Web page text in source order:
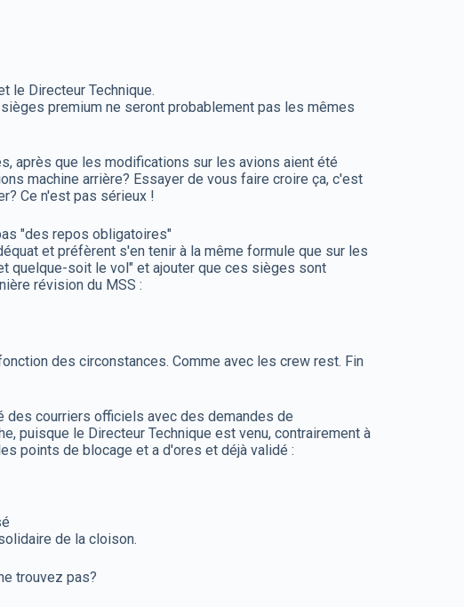
le Directeur Technique.
premium ne seront probablement pas les mêmes
après que les modifications sur les avions aient été
machine arrière? Essayer de vous faire croire ça, c'est
Ce n'est pas sérieux !
"des repos obligatoires"
et préfèrent s'en tenir à la même formule que sur les
quelque-soit le vol" et ajouter que ces sièges sont
révision du MSS :
des circonstances. Comme avec les crew rest. Fin
des courriers officiels avec des demandes de
puisque le Directeur Technique est venu, contrairement à
points de blocage et a d'ores et déjà validé :
de la cloison.
trouvez pas?